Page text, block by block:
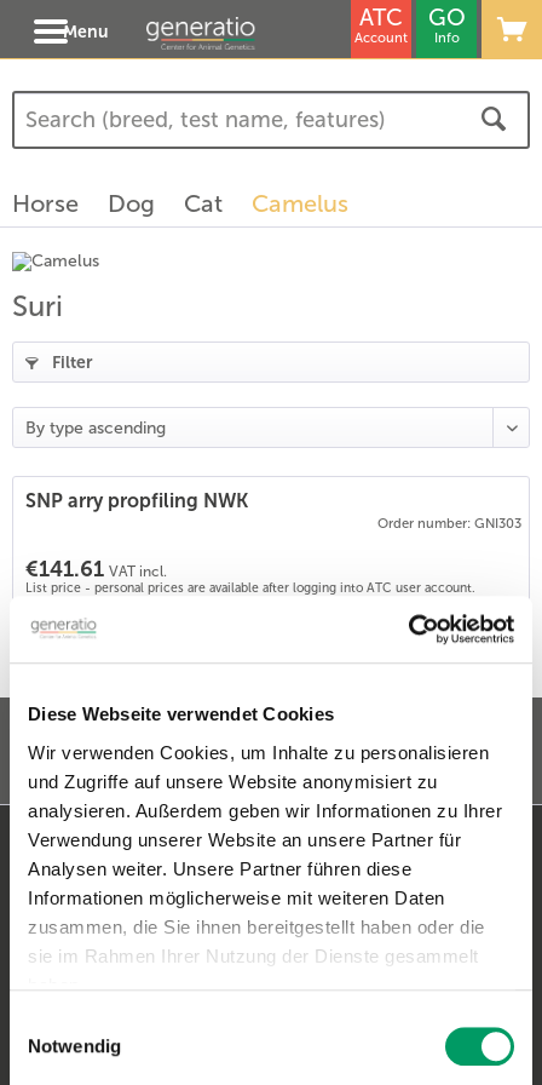
Diese Webseite verwendet Cookies
Wir verwenden Cookies, um Inhalte zu personalisieren
und Zugriffe auf unsere Website anonymisiert zu
analysieren. Außerdem geben wir Informationen zu Ihrer
Verwendung unserer Website an unsere Partner für
Analysen weiter. Unsere Partner führen diese
Informationen möglicherweise mit weiteren Daten
zusammen, die Sie ihnen bereitgestellt haben oder die
sie im Rahmen Ihrer Nutzung der Dienste gesammelt
Impressum
Notwendig
Menu
ATC
Account
GO
Info
Horse Dog Cat Camelus
Suri
Filter
SNP arry propfiling NWK
Order number: GNI303
€141.61 VAT incl.
List price - personal prices are available after logging into ATC user account.
Contact Heidelberg
Generatio GmbH
Blumenstr. 49
Contact: Dog Genetics
+49 (0)6221-38935-30